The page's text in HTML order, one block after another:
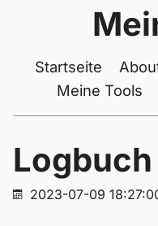
Startseite
Meine Tools
2023-07-09